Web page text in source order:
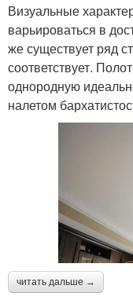
Визуальные
варьироваться в
же существует ряд
соответствует.
однородную
налетом
читать дальше →